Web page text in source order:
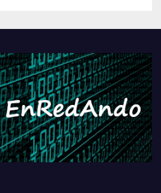
bideojoko